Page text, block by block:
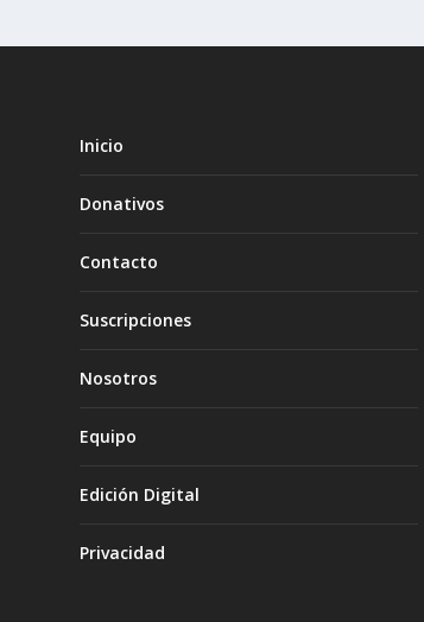
Inicio
Donativos
Contacto
Suscripciones
Nosotros
Equipo
Edición Digital
Privacidad